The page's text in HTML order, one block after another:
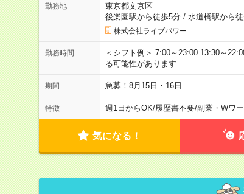
勤務地
東京都文京区
後楽園駅から徒歩5分/ 水道橋駅から
株式会社ライブパワー
勤務時間
＜シフト例＞ 7:00～23:00 13:30～
る可能性があります
期間 急募！8月15日・16日
特徴 週1日からOK/履歴書不要/副業・Wワ
気になる！